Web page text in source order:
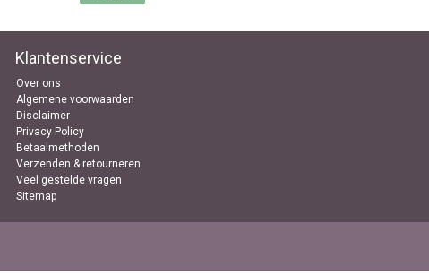
Klantenservice
Over ons
Algemene voorwaarden
Disclaimer
Privacy Policy
Betaalmethoden
Verzenden & retourneren
Veel gestelde vragen
Sitemap